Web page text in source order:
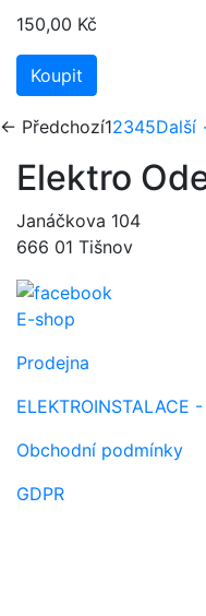
150,00 Kč
Koupit
← Předchozí1(aktuální)
2345Další
Elektro
Janáčkova 104
666 01 Tišnov
E-shop
Prodejna
ELEKTROINSTALACE
Obchodní podmínky
GDPR